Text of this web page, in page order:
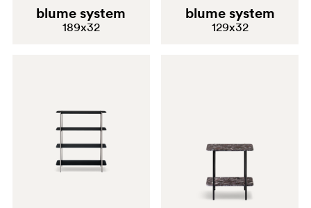
blume system
189x32
blume system
129x32